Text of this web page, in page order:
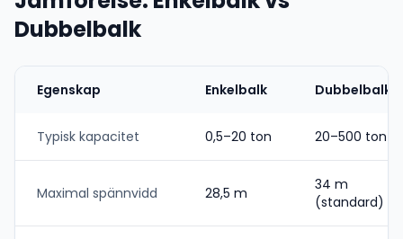
Dubbelbalk
Egenskap Enkelbalk Dubbelbalk
Typisk kapacitet 0,5–20 ton 20–500 ton
Maximal spännvidd 28,5 m
34 m
(standard)